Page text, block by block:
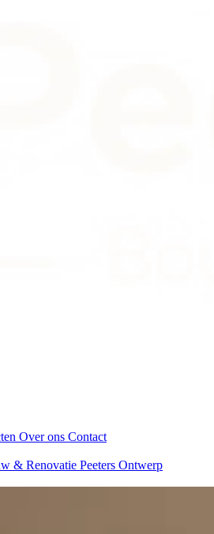
Over ons Contact
& Renovatie Peeters Ontwerp